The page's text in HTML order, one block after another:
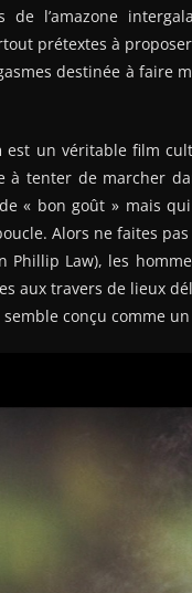
de l’amazone
prétextes à
destinée à faire
est un véritable film
à tenter de marcher
« bon goût » mais
Alors ne faites
Phillip Law), les
aux travers de lieux
conçu comme